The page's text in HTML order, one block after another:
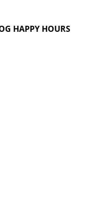
HAPPY HOURS